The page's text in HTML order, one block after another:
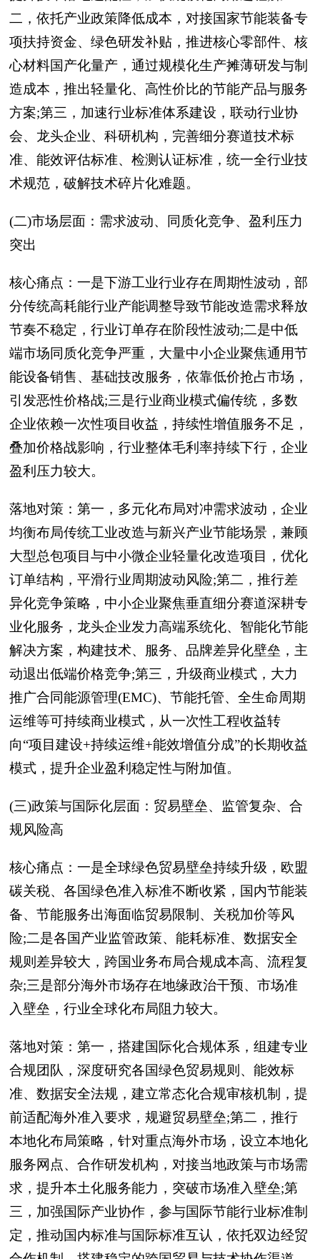
二，依托产业政策降低成本，对接国家节能装备专
项扶持资金、绿色研发补贴，推进核心零部件、核
心材料国产化量产，通过规模化生产摊薄研发与制
造成本，推出轻量化、高性价比的节能产品与服务
方案;第三，加速行业标准体系建设，联动行业协
会、龙头企业、科研机构，完善细分赛道技术标
准、能效评估标准、检测认证标准，统一全行业技
术规范，破解技术碎片化难题。
(二)市场层面：需求波动、同质化竞争、盈利压力
突出
核心痛点：一是下游工业行业存在周期性波动，部
分传统高耗能行业产能调整导致节能改造需求释放
节奏不稳定，行业订单存在阶段性波动;二是中低
端市场同质化竞争严重，大量中小企业聚焦通用节
能设备销售、基础技改服务，依靠低价抢占市场，
引发恶性价格战;三是行业商业模式偏传统，多数
企业依赖一次性项目收益，持续性增值服务不足，
叠加价格战影响，行业整体毛利率持续下行，企业
盈利压力较大。
落地对策：第一，多元化布局对冲需求波动，企业
均衡布局传统工业改造与新兴产业节能场景，兼顾
大型总包项目与中小微企业轻量化改造项目，优化
订单结构，平滑行业周期波动风险;第二，推行差
异化竞争策略，中小企业聚焦垂直细分赛道深耕专
业化服务，龙头企业发力高端系统化、智能化节能
解决方案，构建技术、服务、品牌差异化壁垒，主
动退出低端价格竞争;第三，升级商业模式，大力
推广合同能源管理(EMC)、节能托管、全生命周期
运维等可持续商业模式，从一次性工程收益转
向“项目建设+持续运维+能效增值分成”的长期收益
模式，提升企业盈利稳定性与附加值。
(三)政策与国际化层面：贸易壁垒、监管复杂、合
规风险高
核心痛点：一是全球绿色贸易壁垒持续升级，欧盟
碳关税、各国绿色准入标准不断收紧，国内节能装
备、节能服务出海面临贸易限制、关税加价等风
险;二是各国产业监管政策、能耗标准、数据安全
规则差异较大，跨国业务布局合规成本高、流程复
杂;三是部分海外市场存在地缘政治干预、市场准
入壁垒，行业全球化布局阻力较大。
落地对策：第一，搭建国际化合规体系，组建专业
合规团队，深度研究各国绿色贸易规则、能效标
准、数据安全法规，建立常态化合规审核机制，提
前适配海外准入要求，规避贸易壁垒;第二，推行
本地化布局策略，针对重点海外市场，设立本地化
服务网点、合作研发机构，对接当地政策与市场需
求，提升本土化服务能力，突破市场准入壁垒;第
三，加强国际产业协作，参与国际节能行业标准制
定，推动国内标准与国际标准互认，依托双边经贸